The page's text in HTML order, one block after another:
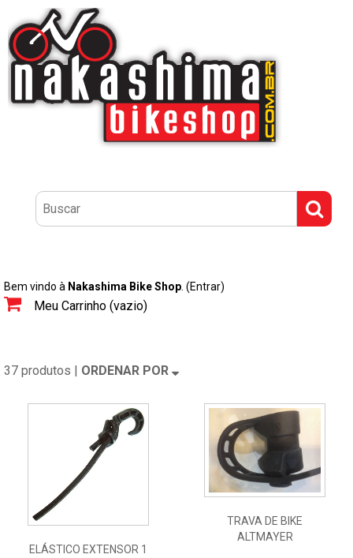
Bem vindo à Nakashima Bike Shop (Entrar)
Meu Carrinho (vazio)
37 produtos | ORDENAR POR
ELÁSTICO EXTENSOR 1
TRAVA DE BIKE
ALTMAYER